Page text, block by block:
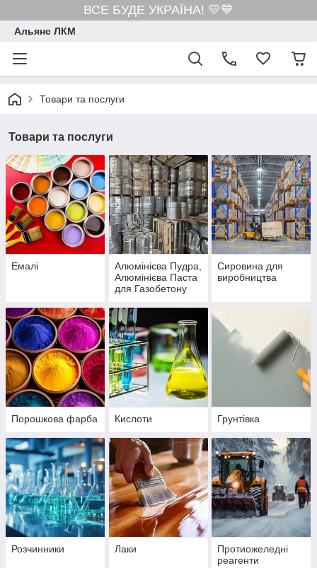
ВСЕ БУДЕ УКРАЇНА! 💛💙
Альянс ЛКМ
Товари та послуги
Товари та послуги
Емалі
Алюмінієва Пудра,
Алюмінієва Паста
для Газобетону
Сировина для
виробництва
Порошкова фарба Кислоти Грунтівка
Розчинники Лаки
Протиожеледні
реагенти